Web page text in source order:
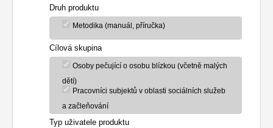
Druh produktu
Metodika (manuál, příručka)
Cílová skupina
Osoby pečující o osobu blízkou (včetně malých
dětí)
Pracovníci subjektů v oblasti sociálních služeb
a začleňování
Typ uživatele produktu